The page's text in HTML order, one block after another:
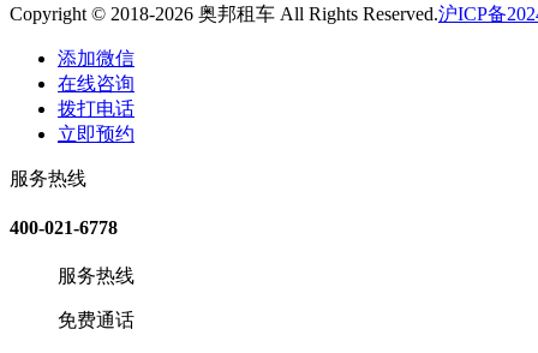
Copyright © 2018-2026 奥邦租车 All Rights Reserved.沪ICP备
添加微信
在线咨询
拨打电话
立即预约
服务热线
400-021-6778
服务热线
免费通话